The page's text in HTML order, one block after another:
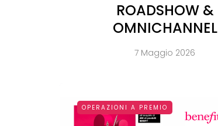
ROADSHOW &
OMNICHANNEL
7 Maggio 2026
OPERAZIONI A PREMIO